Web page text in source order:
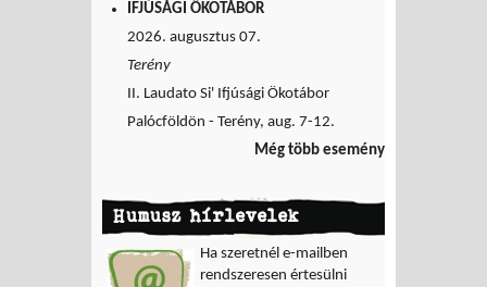
IFJÚSÁGI ÖKOTÁBOR
2026. augusztus 07.
Terény
II. Laudato Si' Ifjúsági Ökotábor
Palócföldön - Terény, aug. 7-12.
Még több esemény
Humusz hírlevelek
Ha szeretnél e-mailben
rendszeresen értesülni